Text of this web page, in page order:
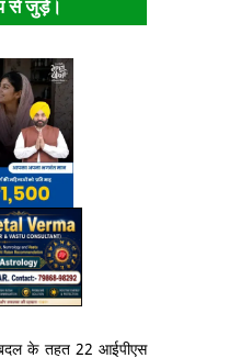
से जुड़ें।
के तहत 22 आईपीएस